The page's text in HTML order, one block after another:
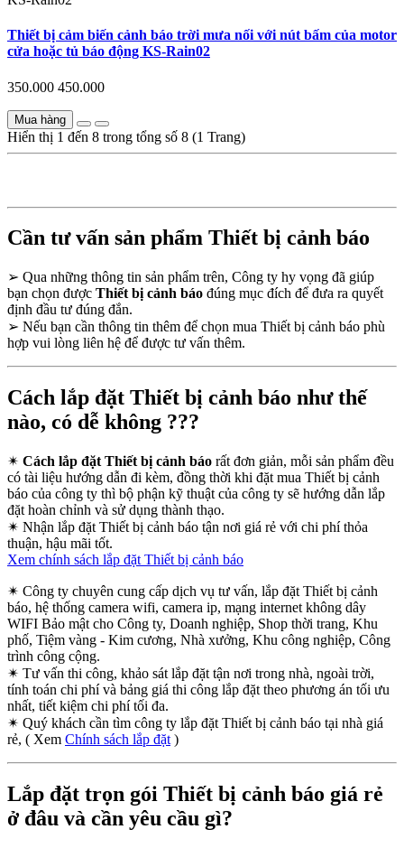
Thiết bị cảm biến cảnh báo trời mưa nối với nút bấm của motor
cửa hoặc tủ báo động KS-Rain02
350.000 450.000
Mua hàng
Hiển thị 1 đến 8 trong tổng số 8 (1 Trang)
Cần tư vấn sản phẩm Thiết bị cảnh báo
➢ Qua những thông tin sản phẩm trên, Công ty hy vọng đã giúp
bạn chọn được Thiết bị cảnh báo đúng mục đích để đưa ra quyết
định đầu tư đúng đắn.
➢ Nếu bạn cần thông tin thêm để chọn mua Thiết bị cảnh báo phù
hợp vui lòng liên hệ để được tư vấn thêm.
Cách lắp đặt Thiết bị cảnh báo như thế
nào, có dễ không ???
✴ Cách lắp đặt Thiết bị cảnh báo rất đơn giản, mỗi sản phẩm đều
có tài liệu hướng dẫn đi kèm, đồng thời khi đặt mua Thiết bị cảnh
báo của công ty thì bộ phận kỹ thuật của công ty sẽ hướng dẫn lắp
đặt hoàn chỉnh và sử dụng thành thạo.
✴ Nhận lắp đặt Thiết bị cảnh báo tận nơi giá rẻ với chi phí thỏa
thuận, hậu mãi tốt.
Xem chính sách lắp đặt Thiết bị cảnh báo
✴ Công ty chuyên cung cấp dịch vụ tư vấn, lắp đặt Thiết bị cảnh
báo, hệ thống camera wifi, camera ip, mạng internet không dây
WIFI Bảo mật cho Công ty, Doanh nghiệp, Shop thời trang, Khu
phố, Tiệm vàng - Kim cương, Nhà xưởng, Khu công nghiệp, Công
trình công cộng.
✴ Tư vấn thi công, khảo sát lắp đặt tận nơi trong nhà, ngoài trời,
tính toán chi phí và bảng giá thi công lắp đặt theo phương án tối ưu
nhất, tiết kiệm chi phí tối đa.
✴ Quý khách cần tìm công ty lắp đặt Thiết bị cảnh báo tại nhà giá
rẻ, ( Xem Chính sách lắp đặt )
Lắp đặt trọn gói Thiết bị cảnh báo giá rẻ
ở đâu và cần yêu cầu gì?